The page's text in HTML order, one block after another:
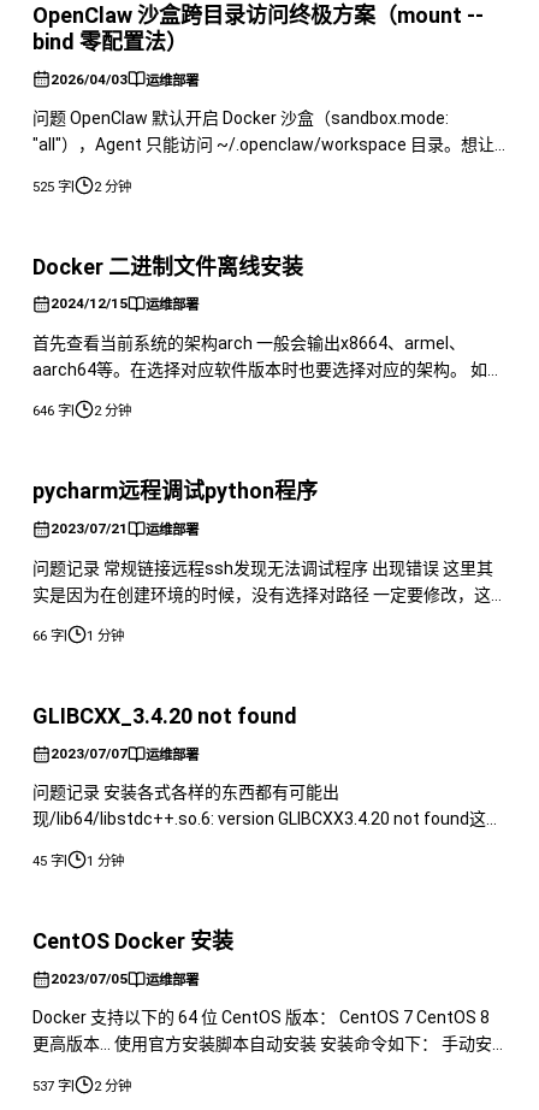
OpenClaw 沙盒跨目录访问终极方案（mount --
bind 零配置法）
2026/04/03 运维部署
问题 OpenClaw 默认开启 Docker 沙盒（sandbox.mode:
"all"），Agent 只能访问 ~/.openclaw/workspace 目录。想让
链接在沙盒内会失效，用 docker.binds 配置又容易踩各种路径
525 字| 2 分钟
Docker 二进制文件离线安装
2024/12/15 运维部署
首先查看当前系统的架构arch 一般会输出x8664、armel、
aarch64等。在选择对应软件版本时也要选择对应的架构。 如果
不清楚怎么选择的可以参考下面的表格： | 架构 | 指令集位数 | 原
因 | | | | | | X86 | 32位 | 英特尔出的处理习惯以86为结尾，如
646 字| 2 分钟
pycharm远程调试python程序
2023/07/21 运维部署
问题记录 常规链接远程ssh发现无法调试程序 出现错误 这里其
实是因为在创建环境的时候，没有选择对路径 一定要修改，这
个sync folders到文件路径才可以进行同步
66 字| 1 分钟
GLIBCXX_3.4.20 not found
2023/07/07 运维部署
问题记录 安装各式各样的东西都有可能出
现/lib64/libstdc++.so.6: version GLIBCXX3.4.20 not found这个
报错 解决方案如下所示 处理方法
45 字| 1 分钟
CentOS Docker 安装
2023/07/05 运维部署
Docker 支持以下的 64 位 CentOS 版本： CentOS 7 CentOS 8
更高版本... 使用官方安装脚本自动安装 安装命令如下： 手动安
装 卸载旧版本 较旧的 Docker 版本称为 docker 或
dockerengine。如果已安装这些程序，请卸载它们以及相关的
537 字| 2 分钟